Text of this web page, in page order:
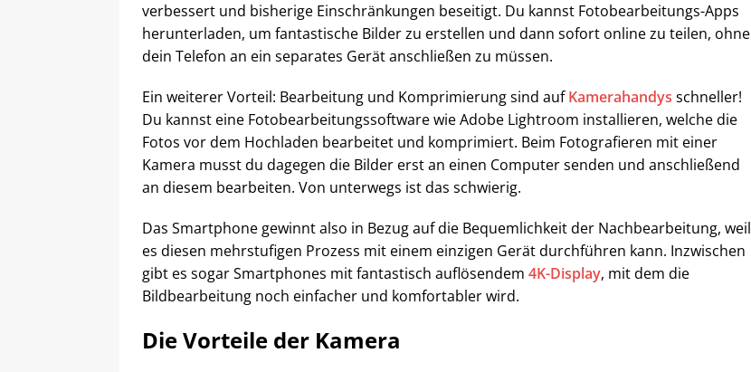
verbessert und bisherige Einschränkungen beseitigt. Du kannst Fotobearbeitungs-Apps
herunterladen, um fantastische Bilder zu erstellen und dann sofort online zu teilen, ohne
dein Telefon an ein separates Gerät anschließen zu müssen.
Ein weiterer Vorteil: Bearbeitung und Komprimierung sind aufKamerahandys schneller!
Du kannst eine Fotobearbeitungssoftware wie Adobe Lightroom installieren, welche die
Fotos vor dem Hochladen bearbeitet und komprimiert. Beim Fotografieren mit einer
Kamera musst du dagegen die Bilder erst an einen Computer senden und anschließend
an diesem bearbeiten. Von unterwegs ist das schwierig.
Das Smartphone gewinnt also in Bezug auf die Bequemlichkeit der Nachbearbeitung, weil
es diesen mehrstufigen Prozess mit einem einzigen Gerät durchführen kann. Inzwischen
gibt es sogar Smartphones mit fantastisch auflösendem 4K-Display, mit dem die
Bildbearbeitung noch einfacher und komfortabler wird.
Die Vorteile der Kamera